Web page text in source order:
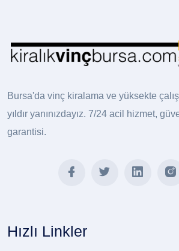
Bursa'da vinç kiralama ve yüksekte
yıldır yanınızdayız. 7/24 acil hizmet,
garantisi.
Hızlı Linkler